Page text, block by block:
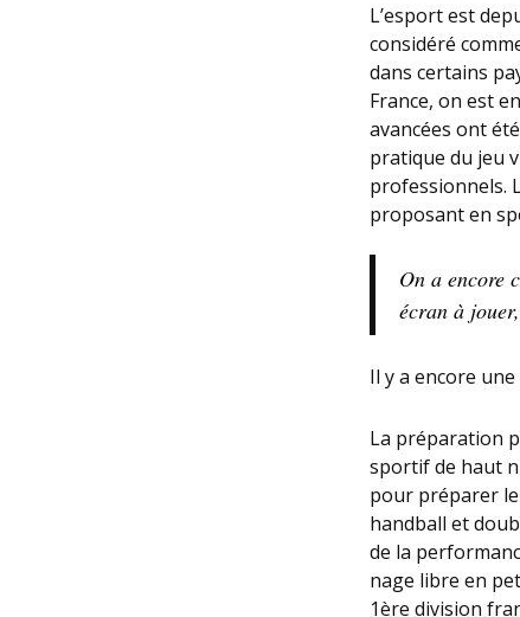
L’esport est
considéré
dans certains
France, on est
avancées ont
pratique du jeu
professionnels.
proposant en
On a encore
écran à
Il y a encore
La préparation
sportif de haut
pour préparer
handball et
de la
nage libre en
1ère division